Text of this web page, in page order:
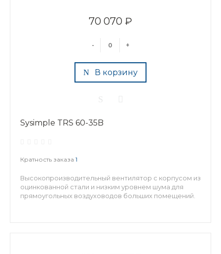
70 070 ₽
- +
В корзину
Sysimple TRS 60-35B
Кратность заказа 1
Высокопроизводительный вентилятор с корпусом из
оцинкованной стали и низким уровнем шума для
прямоугольных воздуховодов больших помещений.